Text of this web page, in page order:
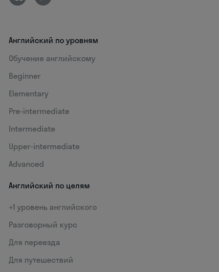
Английский по уровням
Обучение английскому
Beginner
Elementary
Pre-intermediate
Intermediate
Upper-intermediate
Advanced
Английский по целям
+1 уровень английского
Разговорный курс
Для переезда
Для путешествий